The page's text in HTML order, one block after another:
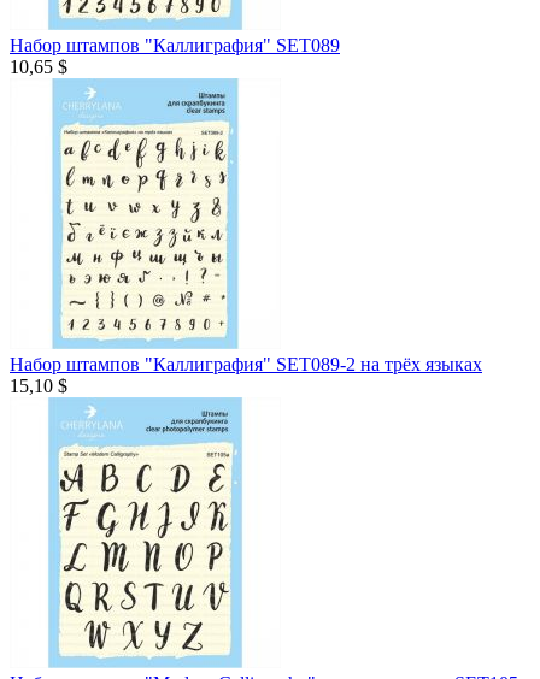
Набор штампов "Каллиграфия" SET089
10,65 $
Набор штампов "Каллиграфия" SET089-2 на трёх языках
15,10 $